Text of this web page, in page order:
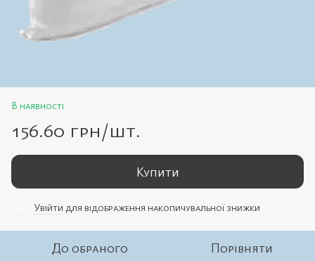
В наявності
156.60 грн/шт.
Купити
Увійти для відображення накопичувальної знижки
До обраного Порівняти